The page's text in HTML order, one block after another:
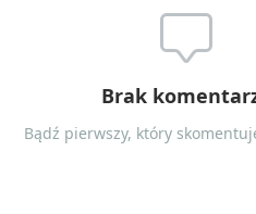
Brak
Bądź pierwszy, który